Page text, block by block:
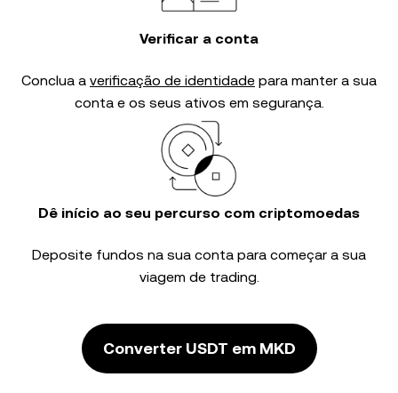
Verificar a conta
Conclua a verificação de identidade para manter a sua
conta e os seus ativos em segurança.
Dê início ao seu percurso com criptomoedas
Deposite fundos na sua conta para começar a sua
viagem de trading.
Converter USDT em MKD